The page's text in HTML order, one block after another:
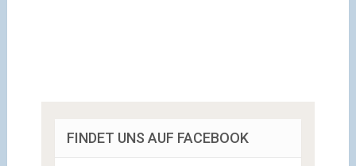
FINDET UNS AUF FACEBOOK